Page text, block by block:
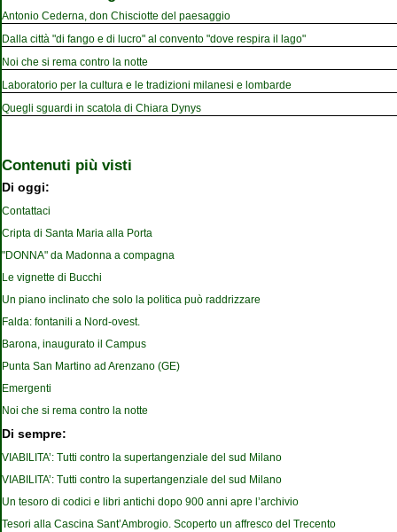
Antonio Cederna, don Chisciotte del paesaggio
Dalla città "di fango e di lucro" al convento "dove respira il lago"
Noi che si rema contro la notte
Laboratorio per la cultura e le tradizioni milanesi e lombarde
Quegli sguardi in scatola di Chiara Dynys
Contenuti più visti
Di oggi:
Contattaci
Cripta di Santa Maria alla Porta
"DONNA" da Madonna a compagna
Le vignette di Bucchi
Un piano inclinato che solo la politica può raddrizzare
Falda: fontanili a Nord-ovest.
Barona, inaugurato il Campus
Punta San Martino ad Arenzano (GE)
Emergenti
Noi che si rema contro la notte
Di sempre:
VIABILITA’: Tutti contro la supertangenziale del sud Milano
VIABILITA’: Tutti contro la supertangenziale del sud Milano
Un tesoro di codici e libri antichi dopo 900 anni apre l’archivio
Tesori alla Cascina Sant’Ambrogio. Scoperto un affresco del Trecento